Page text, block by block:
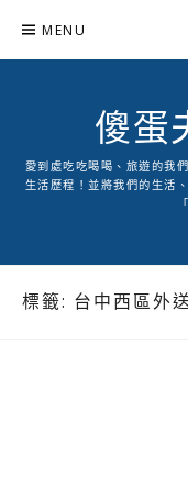
content
MENU
傻蛋
愛到處吃吃喝喝、旅遊的我
生活歷程！並將我們的生活
標籤: 台中西區外